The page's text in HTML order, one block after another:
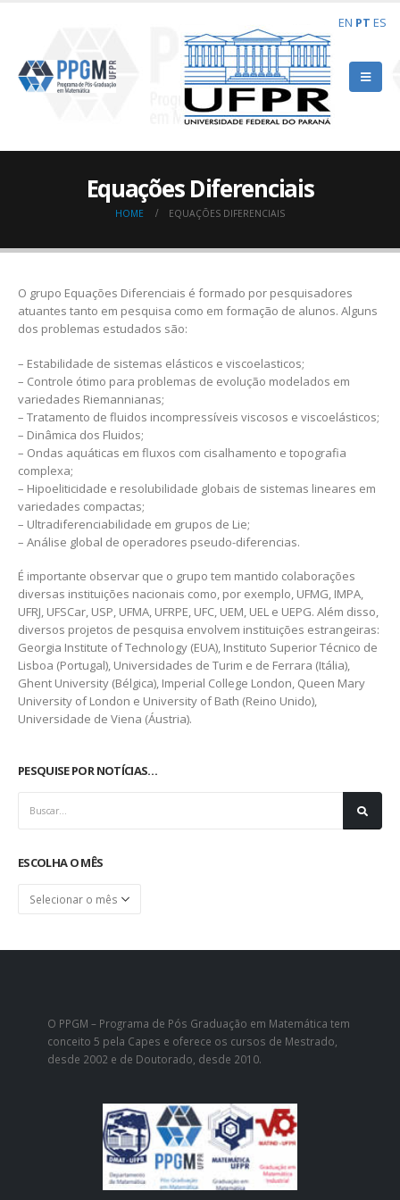
Equações Diferenciais
HOME EQUAÇÕES DIFERENCIAIS
O grupo Equações Diferenciais é formado por pesquisadores
atuantes tanto em pesquisa como em formação de alunos. Alguns
dos problemas estudados são:
– Estabilidade de sistemas elásticos e viscoelasticos;
– Controle ótimo para problemas de evolução modelados em
variedades Riemannianas;
– Tratamento de fluidos incompressíveis viscosos e viscoelásticos;
– Dinâmica dos Fluidos;
– Ondas aquáticas em fluxos com cisalhamento e topografia
complexa;
– Hipoeliticidade e resolubilidade globais de sistemas lineares em
variedades compactas;
– Ultradiferenciabilidade em grupos de Lie;
– Análise global de operadores pseudo-diferencias.
É importante observar que o grupo tem mantido colaborações
diversas instituições nacionais como, por exemplo, UFMG, IMPA,
UFRJ, UFSCar, USP, UFMA, UFRPE, UFC, UEM, UEL e UEPG. Além disso,
diversos projetos de pesquisa envolvem instituições estrangeiras:
Georgia Institute of Technology (EUA), Instituto Superior Técnico de
Lisboa (Portugal), Universidades de Turim e de Ferrara (Itália),
Ghent University (Bélgica), Imperial College London, Queen Mary
University of London e University of Bath (Reino Unido),
Universidade de Viena (Áustria).
PESQUISE POR NOTÍCIAS…
ESCOLHA O MÊS
Escolha
O PPGM – Programa de Pós Graduação em Matemática tem
conceito 5 pela Capes e oferece os cursos de Mestrado,
desde 2002 e de Doutorado, desde 2010.
EN PT ES